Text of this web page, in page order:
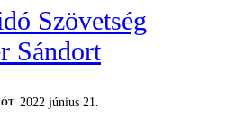
Szövetség
Sándort
2022 június 21.